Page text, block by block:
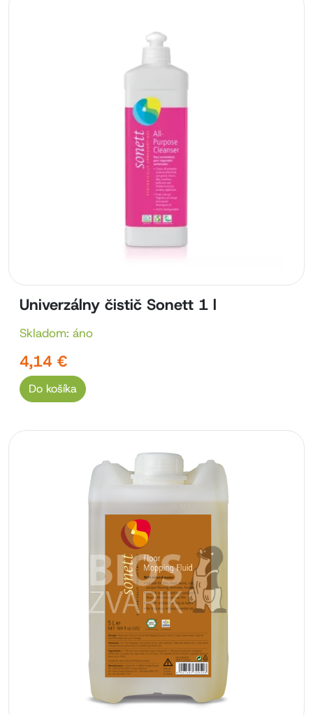
Univerzálny čistič Sonett 1 l
Skladom: áno
4,14 €
Do košíka